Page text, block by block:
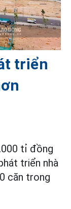
triển
tỉ đồng
triển nhà
căn trong